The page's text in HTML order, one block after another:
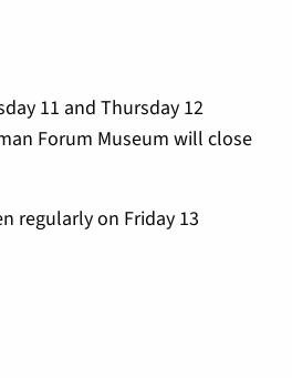
11 and Thursday 12
Forum Museum will close
regularly on Friday 13